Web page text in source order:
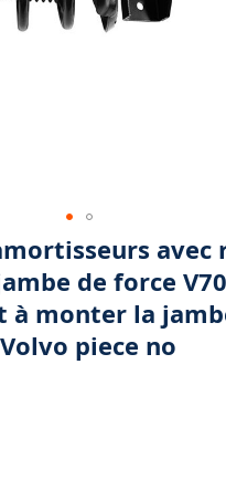
avec
de force
à monter la
piece no